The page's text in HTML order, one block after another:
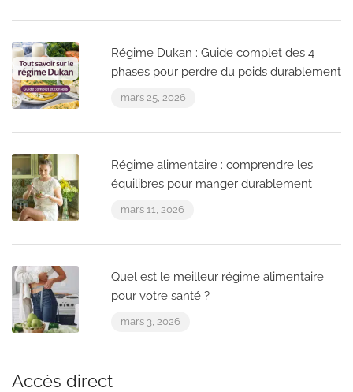
Régime Dukan : Guide complet des 4
phases pour perdre du poids durablement
mars 25, 2026
Régime alimentaire : comprendre les
équilibres pour manger durablement
mars 11, 2026
Quel est le meilleur régime alimentaire
pour votre santé ?
mars 3, 2026
Accès direct